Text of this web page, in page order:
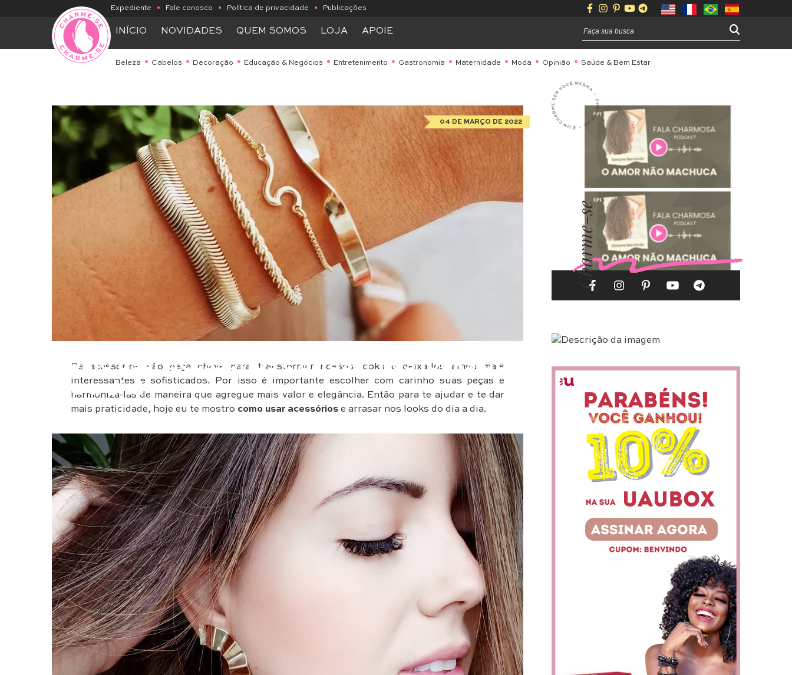
Expediente • Fale conosco • Política de privacidade • Publicações
INÍCIO NOVIDADES QUEM SOMOS LOJA APOIE
Beleza Cabelos Decoração Educação & Negócios Entretenimento Gastronomia Maternidade Moda Opinião Saúde & Bem Estar
Como usar acessórios e arrasar nos looks do
dia a dia!
04 DE MARÇO DE 2022
Os acessórios são peça chave para transformar nossos looks e deixa-los ainda mais
interessantes e sofisticados. Por isso é importante escolher com carinho suas peças e
harmoniza-las de maneira que agregue mais valor e elegância. Então para te ajudar e te dar
mais praticidade, hoje eu te mostro como usar acessórios e arrasar nos looks do dia a dia.
Charme-se